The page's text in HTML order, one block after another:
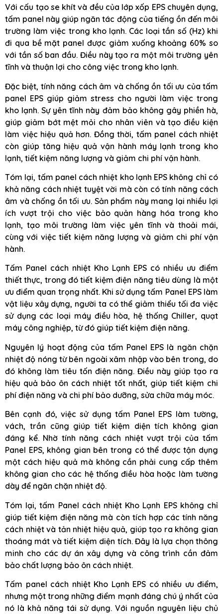
Với cấu tạo se khít và đều của lớp xốp EPS chuyên dụng,
tấm panel này giúp ngăn tác động của tiếng ồn đến môi
trường làm việc trong kho lạnh. Các loại tần số (Hz) khi
đi qua bề mặt panel được giảm xuống khoảng 60% so
với tần số ban đầu. Điều này tạo ra một môi trường yên
tĩnh và thuận lợi cho công việc trong kho lạnh.
Đặc biệt, tính năng cách âm và chống ồn tối ưu của tấm
panel EPS giúp giảm stress cho người làm việc trong
kho lạnh. Sự yên tĩnh này đảm bảo không gây phiền hà,
giúp giảm bớt mệt mỏi cho nhân viên và tạo điều kiện
làm việc hiệu quả hơn. Đồng thời, tấm panel cách nhiệt
còn giúp tăng hiệu quả vận hành máy lạnh trong kho
lạnh, tiết kiệm năng lượng và giảm chi phí vận hành.
Tóm lại, tấm panel cách nhiệt kho lạnh EPS không chỉ có
khả năng cách nhiệt tuyệt vời mà còn có tính năng cách
âm và chống ồn tối ưu. Sản phẩm này mang lại nhiều lợi
ích vượt trội cho việc bảo quản hàng hóa trong kho
lạnh, tạo môi trường làm việc yên tĩnh và thoải mái,
cùng với việc tiết kiệm năng lượng và giảm chi phí vận
hành.
Tấm Panel cách nhiệt Kho Lạnh EPS có nhiều ưu điểm
thiết thực, trong đó tiết kiệm điện năng tiêu dùng là một
ưu điểm quan trọng nhất. Khi sử dụng tấm Panel EPS làm
vật liệu xây dựng, người ta có thể giảm thiểu tối đa việc
sử dụng các loại máy điều hòa, hệ thống Chiller, quạt
máy công nghiệp, từ đó giúp tiết kiệm điện năng.
Nguyên lý hoạt động của tấm Panel EPS là ngăn chặn
nhiệt độ nóng từ bên ngoài xâm nhập vào bên trong, do
đó không làm tiêu tốn điện năng. Điều này giúp tạo ra
hiệu quả bảo ôn cách nhiệt tốt nhất, giúp tiết kiệm chi
phí điện năng và chi phí bảo dưỡng, sửa chữa máy móc.
Bên cạnh đó, việc sử dụng tấm Panel EPS làm tường,
vách, trần cũng giúp tiết kiệm diện tích không gian
đáng kể. Nhờ tính năng cách nhiệt vượt trội của tấm
Panel EPS, không gian bên trong có thể được tận dụng
một cách hiệu quả mà không cần phải cung cấp thêm
không gian cho các hệ thống điều hòa hoặc làm tường
dày để ngăn chặn nhiệt độ.
Tóm lại, tấm Panel cách nhiệt Kho Lạnh EPS không chỉ
giúp tiết kiệm điện năng mà còn tích hợp các tính năng
cách nhiệt và tản nhiệt hiệu quả, giúp tạo ra không gian
thoáng mát và tiết kiệm diện tích. Đây là lựa chọn thông
minh cho các dự án xây dựng và công trình cần đảm
bảo chất lượng bảo ôn cách nhiệt.
Tấm panel cách nhiệt Kho Lạnh EPS có nhiều ưu điểm,
nhưng một trong những điểm mạnh đáng chú ý nhất của
nó là khả năng tái sử dụng. Với nguồn nguyên liệu chủ